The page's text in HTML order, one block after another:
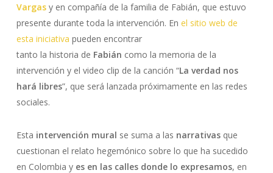
Vargasy en compañía de la familia de Fabián, que estuvo
presente durante toda la intervención. En el sitio web de
esta iniciativa pueden encontrar
tanto la historia de Fabián como la memoria de la
intervención y el video clip de la canción “La verdad nos
hará libres”, que será lanzada próximamente en las redes
sociales.
Esta intervención mural se suma a las narrativasque
cuestionan el relato hegemónico sobre lo que ha sucedido
en Colombia y es en las calles donde lo expresamos, en